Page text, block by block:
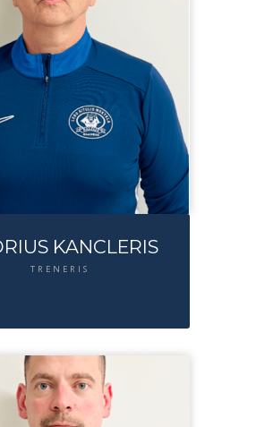
KANCLERIS
TRENERIS